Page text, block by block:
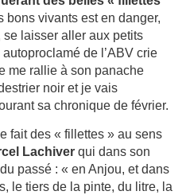
bons vivants est en danger,
se laisser aller aux petits
de l’ABV crie
me rallie à son panache
noir et je vais
sa chronique de février.
fait des « fillettes » au sens
Lachiver qui dans son
passé : « en Anjou, et dans
le tiers de la pinte, du litre, la